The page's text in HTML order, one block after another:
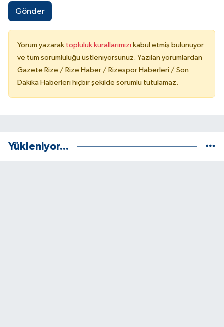
Gönder
Yorum yazarak topluluk kurallarımızı kabul etmiş bulunuyor
ve tüm sorumluluğu üstleniyorsunuz. Yazılan yorumlardan
Gazete Rize / Rize Haber / Rizespor Haberleri / Son
Dakika Haberleri hiçbir şekilde sorumlu tutulamaz.
Yükleniyor...